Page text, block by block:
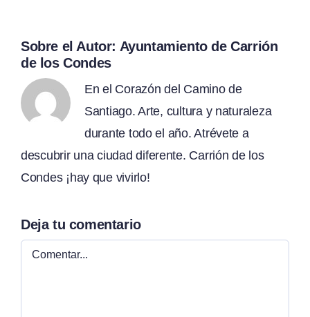
Sobre el Autor: Ayuntamiento de Carrión
de los Condes
En el Corazón del Camino de
Santiago. Arte, cultura y naturaleza
durante todo el año. Atrévete a
descubrir una ciudad diferente. Carrión de los
Condes ¡hay que vivirlo!
Deja tu comentario
Comentar